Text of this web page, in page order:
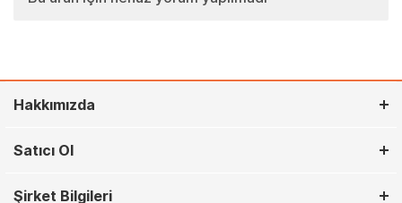
Hakkımızda
Satıcı Ol
Şirket Bilgileri